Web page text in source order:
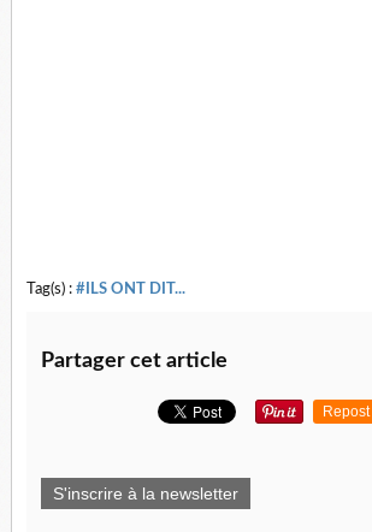
Tag(s) : #ILS ONT DIT...
Partager cet article
Repost
S'inscrire à la newsletter